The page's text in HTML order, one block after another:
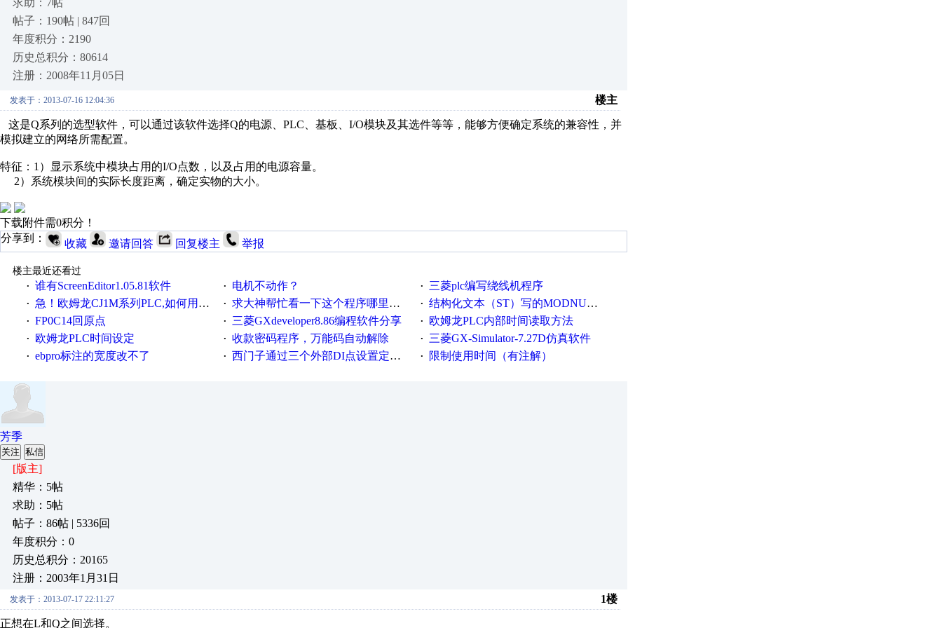
求助：7帖
帖子：190帖 | 847回
年度积分：2190
历史总积分：80614
注册：2008年11月05日
发表于：2013-07-16 12:04:36 楼主
这是Q系列的选型软件，可以通过该软件选择Q的电源、PLC、基板、I/O模块及其选件等等，能够方便确定系统的兼容性，并
模拟建立的网络所需配置。
特征：1）显示系统中模块占用的I/O点数，以及占用的电源容量。
2）系统模块间的实际长度距离，确定实物的大小。
下载附件需0积分！
分享到：
收藏 邀请回答 回复楼主 举报
楼主最近还看过
· 谁有ScreenEditor1.05.81软件 · 电机不动作？ · 三菱plc编写绕线机程序
· 急！欧姆龙CJ1M系列PLC,如何用时间控制变频器。要求时间在组态王中可以自由输入！拜托各位大神了！ · 求大神帮忙看一下这个程序哪里错了 · 结构化文本（ST）写的MODNUSCRC16校验程序
· FP0C14回原点 · 三菱GXdeveloper8.86编程软件分享 · 欧姆龙PLC内部时间读取方法
· 欧姆龙PLC时间设定 · 收款密码程序，万能码自动解除 · 三菱GX-Simulator-7.27D仿真软件
· ebpro标注的宽度改不了 · 西门子通过三个外部DI点设置定时器时间 · 限制使用时间（有注解）
芳季
关注 私信
[版主]
精华：5帖
求助：5帖
帖子：86帖 | 5336回
年度积分：0
历史总积分：20165
注册：2003年1月31日
发表于：2013-07-17 22:11:27 1楼
正想在L和Q之间选择。